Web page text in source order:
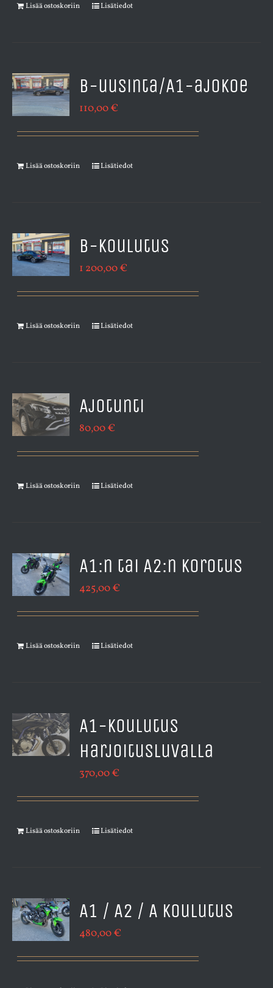
Lisää ostoskoriin Lisätiedot
B-uusinta/A1-ajokoe
110,00€
Lisää ostoskoriin Lisätiedot
B-koulutus
1 200,00€
Lisää ostoskoriin Lisätiedot
Ajotunti
80,00€
Lisää ostoskoriin Lisätiedot
A1:n tai A2:n korotus
425,00€
Lisää ostoskoriin Lisätiedot
A1-koulutus
harjoitusluvalla
370,00€
Lisää ostoskoriin Lisätiedot
A1 / A2 / A koulutus
480,00€